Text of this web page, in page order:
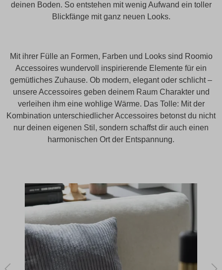
deinen Boden. So entstehen mit wenig Aufwand ein toller
Blickfänge mit ganz neuen Looks.
Mit ihrer Fülle an Formen, Farben und Looks sind Roomio
Accessoires wundervoll inspirierende Elemente für ein
gemütliches Zuhause. Ob modern, elegant oder schlicht –
unsere Accessoires geben deinem Raum Charakter und
verleihen ihm eine wohlige Wärme. Das Tolle: Mit der
Kombination unterschiedlicher Accessoires betonst du nicht
nur deinen eigenen Stil, sondern schaffst dir auch einen
harmonischen Ort der Entspannung.